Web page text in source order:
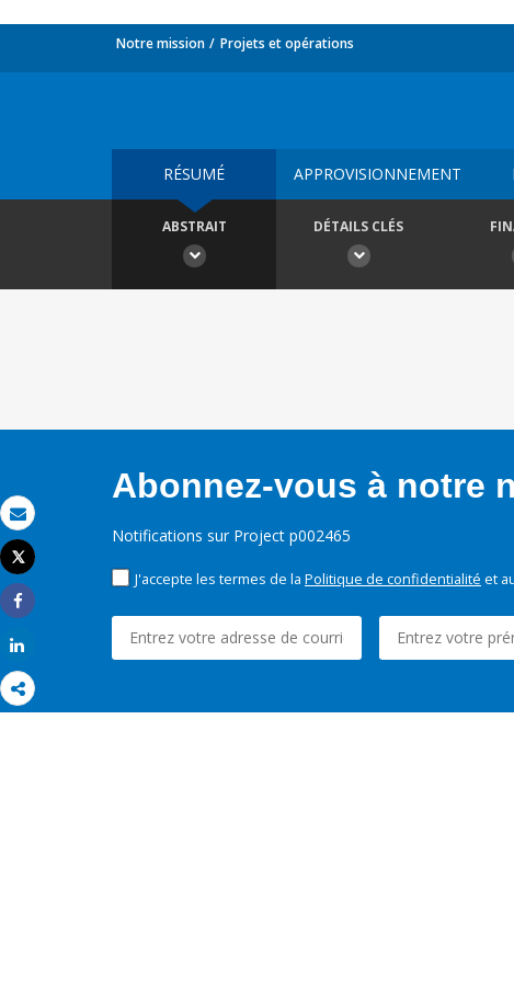
Email
Imprimer
Tweet
Share
Notre mission Projets et opérations
RÉSUMÉ APPROVISIONNEMENT
ABSTRAIT DÉTAILS CLÉS
Abonnez-vous à notre
Notifications sur Project p002465
J'accepte les termes de la Politique de confidentialité et